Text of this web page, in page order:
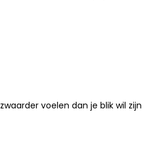
voelen dan je blik wil zijn